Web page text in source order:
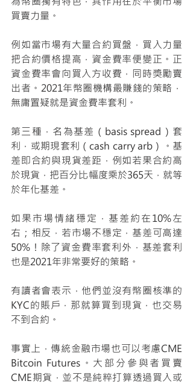
買賣力量。
例如當市場有大量合約買盤，買入力量
把合約價格提高，資金費率便變正。正
資金費率會向買入方收費，同時獎勵賣
出者。2021年幣圈機構最賺錢的策略，
無庸置疑就是資金費率套利。
第三種，名為基差（basis spread）套
利，或期現套利（cash carry arb）。基
差即合約與現貨差距，例如若果合約高
於現貨，把百分比幅度乘於365天，就等
於年化基差。
如果市場情緒穩定，基差約在10%左
右；相反，若市場不穩定，基差可高達
50%！除了資金費率套利外，基差套利
也是2021年非常要好的策略。
有讀者會表示，他們並沒有幣圈核準的
KYC的賬戶，那就算買到現貨，也交易
不到合約。
事實上，傳統金融市場也可以考慮CME
Bitcoin Futures。大部分參與者買賣
CME期貨，並不是純粹打算透過買入或